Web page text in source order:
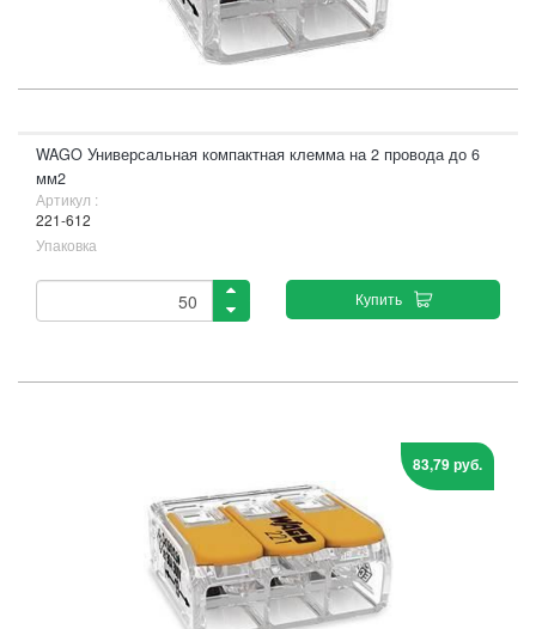
WAGO Универсальная компактная клемма на 2 провода до 6
мм2
Артикул :
221-612
Упаковка
Купить
83,79 руб.